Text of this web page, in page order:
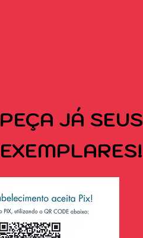
PEÇA JÁ SEUS
EXEMPLARES!